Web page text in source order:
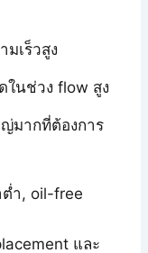
เร็วสูง
นช่วง flow สูง
มากที่ต้องการ
ต่ำ, oil-free
และ